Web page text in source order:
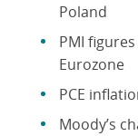
Poland
PMI
Eurozone
PCE
Moody’s